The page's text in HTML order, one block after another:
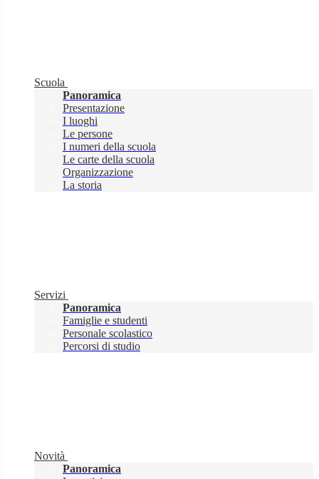
Scuola
Panoramica
Presentazione
I luoghi
Le persone
I numeri della scuola
Le carte della scuola
Organizzazione
La storia
Servizi
Panoramica
Famiglie e studenti
Personale scolastico
Percorsi di studio
Novità
Panoramica